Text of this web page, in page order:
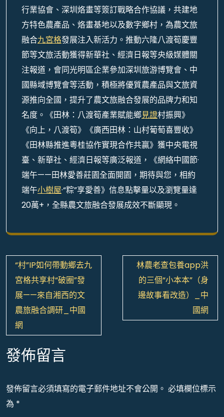
行業協會、深圳烙畫等簽訂戰略合作協議，共建地
方特色農產品、烙畫基地以及數字鄉村，為農文旅
融合九宮格發展注入新活力。推動六隆八渡筍慶豐
節等文旅活動獲得新華社、經濟日報等央級媒體關
注報道，會同光明區企業參加深圳旅游博覽會、中
國縣域博覽會等活動，積極將優質農產品與文旅資
源推向全國，提升了農文旅融合發展的品牌力和知
名度。《田林：八渡筍產業賦能鄉見證村振興》
《向上，八渡筍》《廣西田林：山村葡萄喜豐收》
《田林縣推進粵桂協作實現合作共贏》獲中央電視
臺、新華社、經濟日報等廣泛報道，《網絡中國節·
端午——田林愛善莊園全面開園，期待與您，相約
端午小樹屋·“粽”享愛善》信息點擊量以及瀏覽量達
20萬+，全縣農文旅融合發展成效不斷顯現。
文
章
導
覽
“村”IP如何帶動鄉去九
宮格共享村“破圈”發
展——來自湘西的文
農旅融合調研_中國
網
林農老查包養app洪
的三個“小本本”（身
邊故事看改造）_中
國網
發佈留言
發佈留言必須填寫的電子郵件地址不會公開。 必填欄位標示
為 *